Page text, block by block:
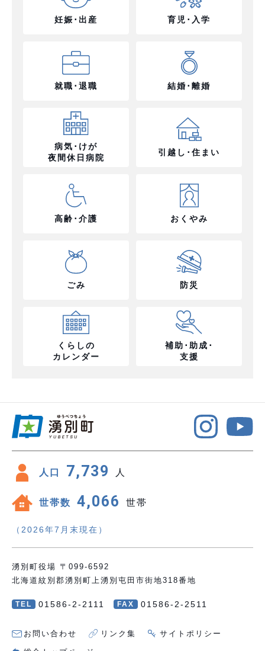
妊娠･出産 育児･入学
就職･退職 結婚･離婚
病気･けが
夜間休日病院
引越し･住まい
高齢･介護 おくやみ
ごみ 防災
くらしの
カレンダー
補助･助成･
支援
人口 7,739 人
世帯数 4,066 世帯
（2026年7月末現在）
湧別町役場 〒099-6592
北海道紋別郡湧別町上湧別屯田市街地318番地
TEL 01586-2-2111 FAX 01586-2-2511
お問い合わせ リンク集 サイトポリシー